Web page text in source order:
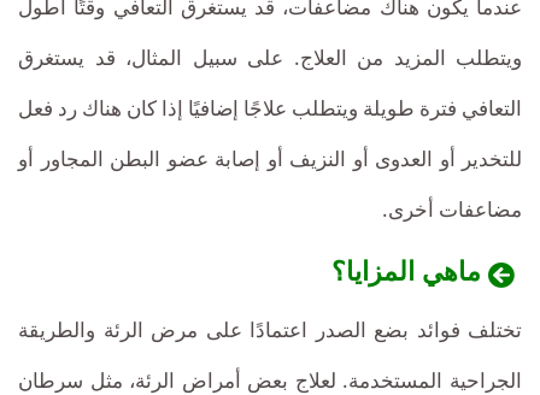
عندما يكون هناك مضاعفات، قد يستغرق التعافي وقتًا أطول
ويتطلب المزيد من العلاج. على سبيل المثال، قد يستغرق
التعافي فترة طويلة ويتطلب علاجًا إضافيًا إذا كان هناك رد فعل
للتخدير أو العدوى أو النزيف أو إصابة عضو البطن المجاور أو
مضاعفات أخرى.
ماهي المزايا؟
تختلف فوائد بضع الصدر اعتمادًا على مرض الرئة والطريقة
الجراحية المستخدمة. لعلاج بعض أمراض الرئة، مثل سرطان